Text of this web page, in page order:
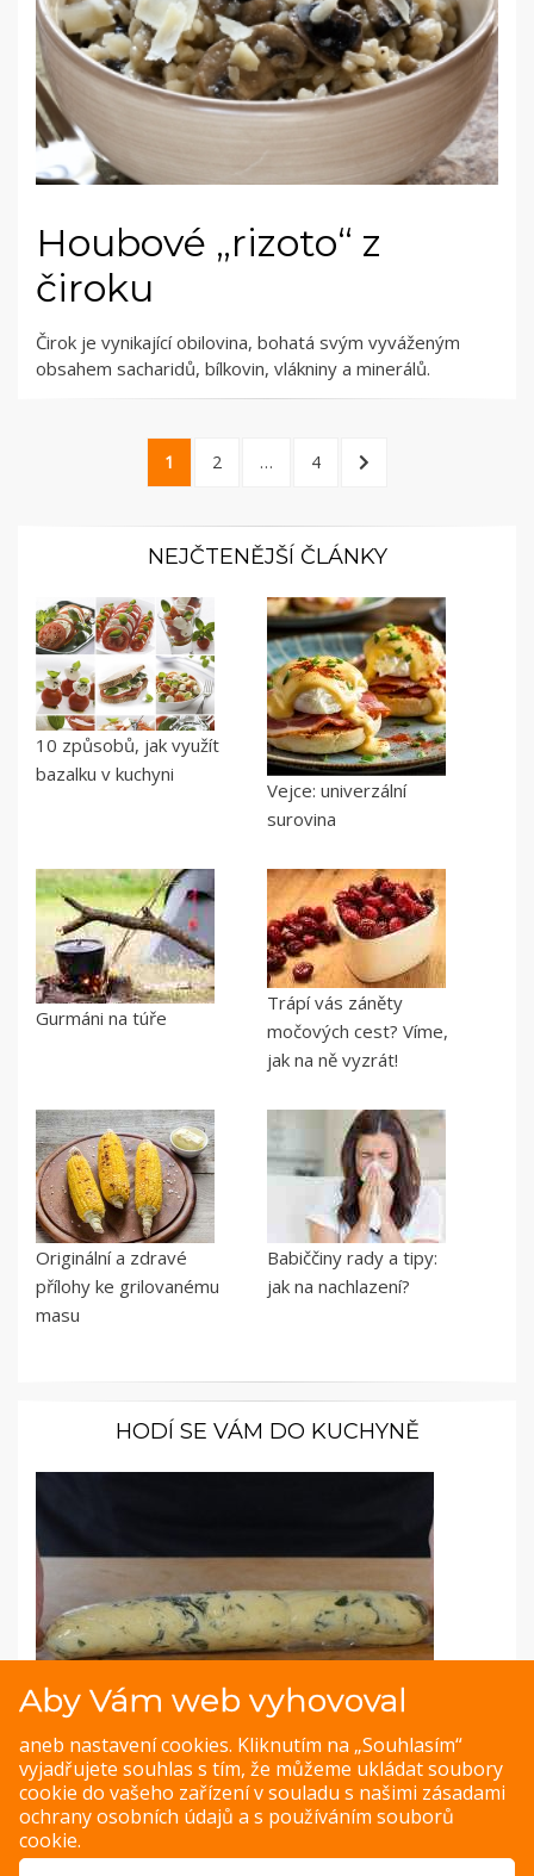
Houbové „rizoto“ z
čiroku
Čirok je vynikající obilovina, bohatá svým vyváženým
obsahem sacharidů, bílkovin, vlákniny a minerálů.
1 2 … 4
NEJČTENĚJŠÍ ČLÁNKY
10 způsobů, jak využít
bazalku v kuchyni
Vejce: univerzální
surovina
Gurmáni na túře
Trápí vás záněty
močových cest? Víme,
jak na ně vyzrát!
Originální a zdravé
přílohy ke grilovanému
masu
Babiččiny rady a tipy:
jak na nachlazení?
HODÍ SE VÁM DO KUCHYNĚ
Fotopostup: Bylinkové máslo
Vyzkoušejte tymiánové máslo nebo oblíbené provensálské
koření: rozmarýn, bazalka a tymián.
ZOBRAZIT
Aby Vám web vyhovoval
aneb nastavení cookies. Kliknutím na „Souhlasím“
vyjadřujete souhlas s tím, že můžeme ukládat soubory
cookie do vašeho zařízení v souladu s našimi zásadami
ochrany osobních údajů a s používáním souborů
cookie.